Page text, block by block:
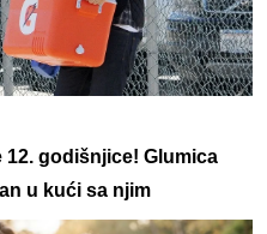
12. godišnjice! Glumica
u kući sa njim